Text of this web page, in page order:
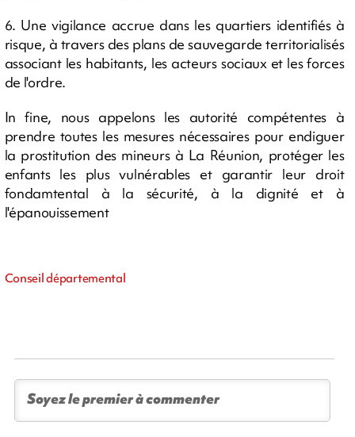
6. Une vigilance accrue dans les quartiers identifiés à
risque, à travers des plans de sauvegarde territorialisés
associant les habitants, les acteurs sociaux et les forces
de l'ordre.
In fine, nous appelons les autorité compétentes à
prendre toutes les mesures nécessaires pour endiguer
la prostitution des mineurs à La Réunion, protéger les
enfants les plus vulnérables et garantir leur droit
fondamtental à la sécurité, à la dignité et à
l'épanouissement
Conseil départemental